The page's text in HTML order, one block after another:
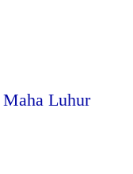
Luhur